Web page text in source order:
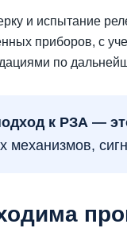
и испытание
приборов, с
по
к РЗА —
механизмов,